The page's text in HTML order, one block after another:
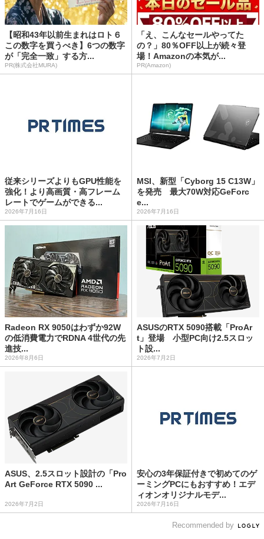
【昭和43年以前生まれはロト６
この数字を買うべき】6つの数字
が「完全一致」する方...
PR(株式会社MURA)
「え、こんなセールやってた
の？」80％OFF以上が続々登
場！Amazonの本気が...
PR(Amazon)
従来シリーズよりもGPU性能を
強化！より高画質・高フレーム
レートでゲームができる...
2026年7月16日
MSI、新型「Cyborg 15 C13W」
を発売 最大70W対応GeForc
e...
2026年7月16日
Radeon RX 9050はわずか92W
の低消費電力でRDNA 4世代の先
進技...
2026年8月6日
ASUSのRTX 5090搭載「ProAr
t」登場 小型PC向け2.5スロッ
ト設...
2026年7月2日
ASUS、2.5スロット設計の「Pro
Art GeForce RTX 5090 ...
2026年7月2日
安心の3年保証付きで初めてのゲ
ーミングPCにもおすすめ！エデ
ィオンオリジナルモデ...
2026年7月16日
Recommended by